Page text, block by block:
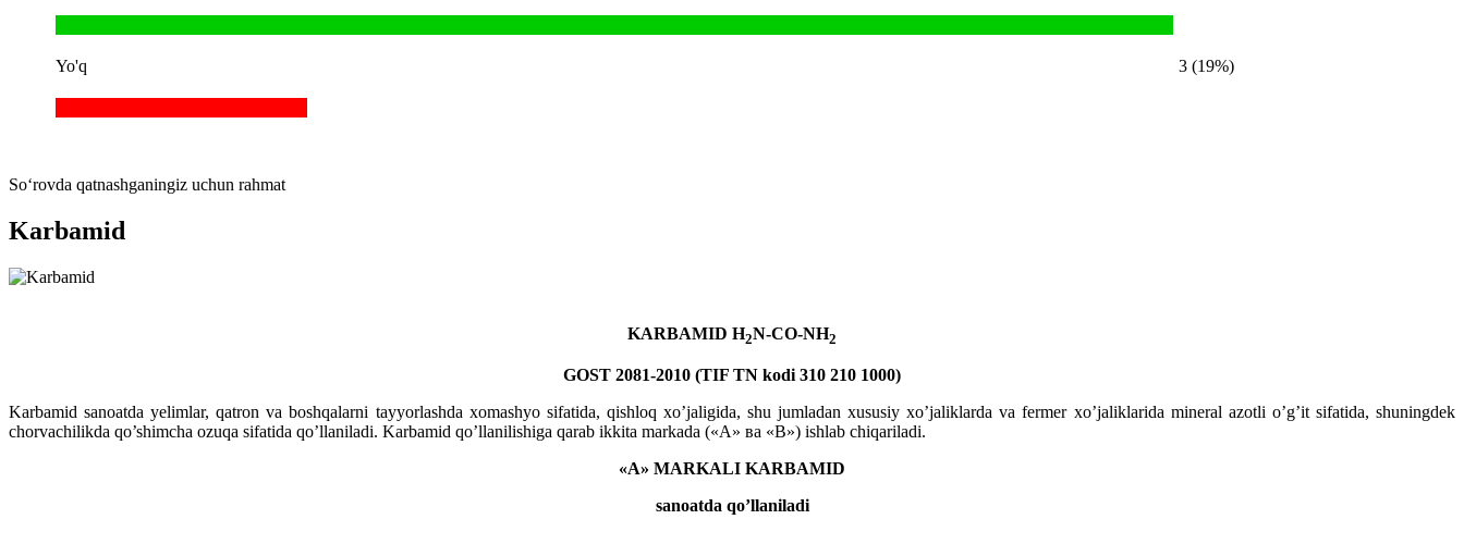
Yo'q 3 (19%)
So‘rovda qatnashganingiz uchun rahmat
Karbamid
KARBAMID H2N-CO-NH2
GOST 2081-2010 (TIF TN kodi 310 210 1000)
Karbamid sanoatda yelimlar, qatron va boshqalarni tayyorlashda xomashyo sifatida, qishloq xo’jaligida, shu jumladan xususiy xo’jaliklarda va fermer xo’jaliklarida mineral azotli o’g’it sifatida, shuningdek
chorvachilikda qo’shimcha ozuqa sifatida qo’llaniladi. Karbamid qo’llanilishiga qarab ikkita markada («A» ва «B») ishlab chiqariladi.
«А» MARKALI KARBAMID
sanoatda qo’llaniladi